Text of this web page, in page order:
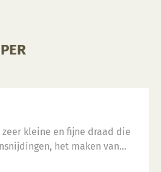
zeer kleine en fijne draad die
het maken van
grootte en het detailleren